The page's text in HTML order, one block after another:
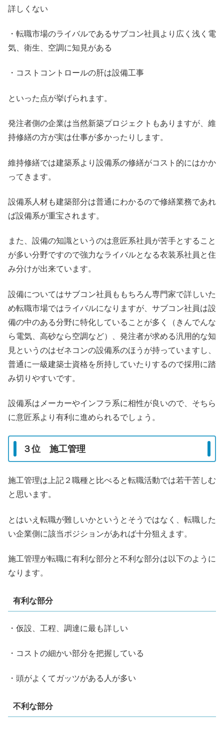
詳しくない
・転職市場のライバルであるサブコン社員より広く浅く電
気、衛生、空調に知見がある
・コストコントロールの肝は設備工事
といった点が挙げられます。
発注者側の企業は当然新築プロジェクトもありますが、維
持修繕の方が実は仕事が多かったりします。
維持修繕では建築系より設備系の修繕がコスト的にはかか
ってきます。
設備系人材も建築部分は普通にわかるので修繕業務であれ
ば設備系が重宝されます。
また、設備の知識というのは意匠系社員が苦手とすること
が多い分野ですので強力なライバルとなる衣装系社員と住
み分けが出来ています。
設備についてはサブコン社員ももちろん専門家で詳しいた
め転職市場ではライバルになりますが、サブコン社員は設
備の中のある分野に特化していることが多く（きんでんな
ら電気、高砂なら空調など）、発注者が求める汎用的な知
見というのはゼネコンの設備系のほうが持っていますし、
普通に一級建築士資格を所持していたりするので採用に踏
み切りやすいです。
設備系はメーカーやインフラ系に相性が良いので、そちら
に意匠系より有利に進められるでしょう。
３位 施工管理
施工管理は上記２職種と比べると転職活動では若干苦しむ
と思います。
とはいえ転職が難しいかというとそうではなく、転職した
い企業側に該当ポジションがあれば十分狙えます。
施工管理が転職に有利な部分と不利な部分は以下のように
なります。
有利な部分
・仮設、工程、調達に最も詳しい
・コストの細かい部分を把握している
・頭がよくてガッツがある人が多い
不利な部分